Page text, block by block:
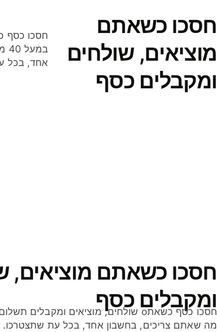
חסכו כשאתם
מוציאים, שולחים
ומקבלים כסף
אחד, בכל
חסכו כשאתם מוציאים,
ומקבלים כסף
מה שאתם צריכים, בחשבון אחד, בכל עת שתצטרכו.